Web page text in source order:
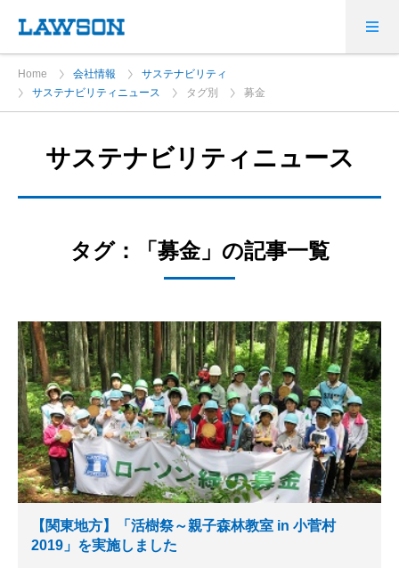
Home 会社情報
サステナビリティ
サステナビリティニュース
タグ別 募金
サステナビリティニュース
タグ：「募金」の記事一覧
【関東地方】「活樹祭～親子森林教室 in 小菅村
2019」を実施しました